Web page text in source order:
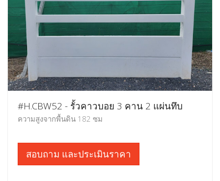
#H.CBW52 - รั้วคาวบอย 3 คาน 2 แผ่นทึบ
ความสูงจากพื้นดิน 182 ซม
สอบถาม และประเมินราคา